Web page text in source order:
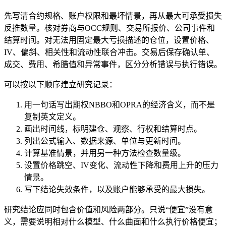
先写清合约规格、账户权限和最坏情景，再从最大可承受损失
反推数量。核对券商与OCC规则、交易所报价、公司事件和
结算时间。对无法用固定最大亏损描述的仓位，设置价格、
IV、偏斜、相关性和流动性联合冲击。交易后保存确认单、
成交、费用、希腊值和异常事件，区分分析错误与执行错误。
可以按以下顺序建立研究记录：
用一句话写出期权NBBO和OPRA的经济含义，而不是
复制英文定义。
画出时间线，标明建仓、观察、行权和结算时点。
列出公式输入、数据来源、单位与更新时间。
计算基准情景，并用另一种方法检查数量级。
设置价格跳空、IV变化、流动性下降和费用上升的压力
情景。
写下结论失效条件，以及账户能够承受的最大损失。
研究结论应同时包含价值和风险两部分。只说“便宜”没有意
义，需要说明相对什么模型、什么曲面和什么执行价格便宜；